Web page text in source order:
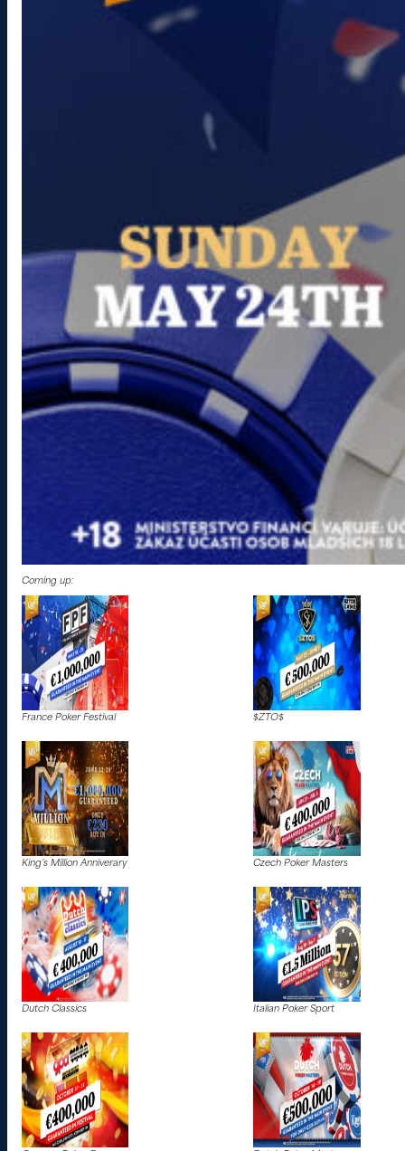
Coming up:
France Poker Festival $ZTO$
King’s Million Anniverary Czech Poker Masters
Dutch Classics Italian Poker Sport